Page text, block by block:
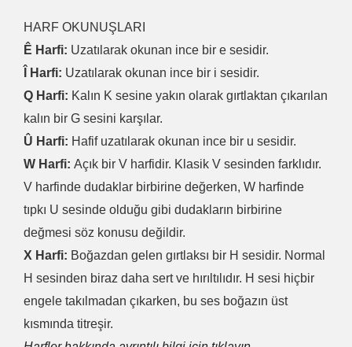
HARF OKUNUŞLARI
Ê Harfi: Uzatılarak okunan ince bir e sesidir.
Î Harfi: Uzatılarak okunan ince bir i sesidir.
Q Harfi: Kalın K sesine yakın olarak gırtlaktan çıkarılan
kalın bir G sesini karşılar.
Û Harfi: Hafif uzatılarak okunan ince bir u sesidir.
W Harfi: Açık bir V harfidir. Klasik V sesinden farklıdır.
V harfinde dudaklar birbirine değerken, W harfinde
tıpkı U sesinde olduğu gibi dudakların birbirine
değmesi söz konusu değildir.
X Harfi: Boğazdan gelen gırtlaksı bir H sesidir. Normal
H sesinden biraz daha sert ve hırıltılıdır. H sesi hiçbir
engele takılmadan çıkarken, bu ses boğazın üst
kısmında titreşir.